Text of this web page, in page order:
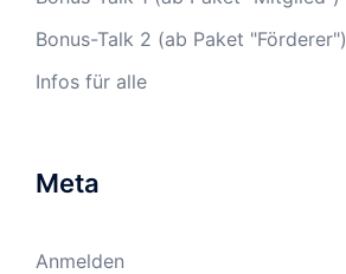
Bonus-Talk 2 (ab Paket "Förderer")
Infos für alle
Meta
Anmelden